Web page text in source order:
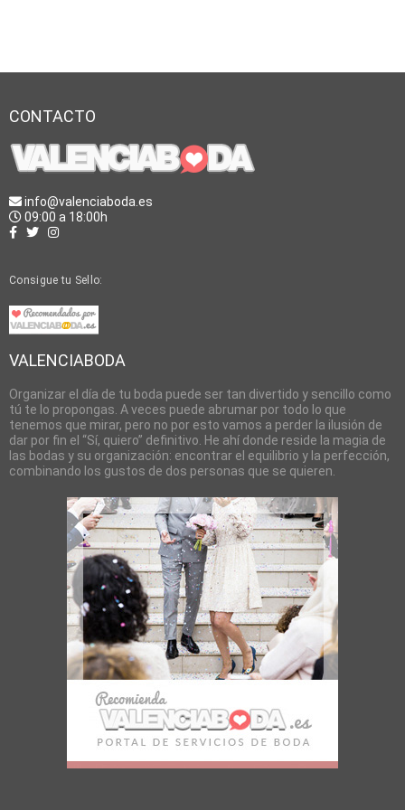
CONTACTO
info@valenciaboda.es
09:00 a 18:00h
Consigue tu Sello:
VALENCIABODA
Organizar el día de tu boda puede ser tan divertido y sencillo como
tú te lo propongas. A veces puede abrumar por todo lo que
tenemos que mirar, pero no por esto vamos a perder la ilusión de
dar por fin el “Sí, quiero” definitivo. He ahí donde reside la magia de
las bodas y su organización: encontrar el equilibrio y la perfección,
combinando los gustos de dos personas que se quieren.